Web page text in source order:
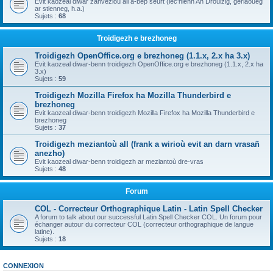
ar stlenneg, h.a.)
Sujets : 68
Troidigezh e brezhoneg
Troidigezh OpenOffice.org e brezhoneg (1.1.x, 2.x ha 3.x)
Evit kaozeal diwar-benn troidigezh OpenOffice.org e brezhoneg (1.1.x, 2.x ha
3.x)
Sujets : 59
Troidigezh Mozilla Firefox ha Mozilla Thunderbird e
brezhoneg
Evit kaozeal diwar-benn troidigezh Mozilla Firefox ha Mozilla Thunderbird e
brezhoneg
Sujets : 37
Troidigezh meziantoù all (frank a wirioù evit an darn vrasañ
anezho)
Evit kaozeal diwar-benn troidigezh ar meziantoù dre-vras
Sujets : 48
Forum
COL - Correcteur Orthographique Latin - Latin Spell Checker
A forum to talk about our successful Latin Spell Checker COL. Un forum pour
échanger autour du correcteur COL (correcteur orthographique de langue
latine).
Sujets : 18
CONNEXION